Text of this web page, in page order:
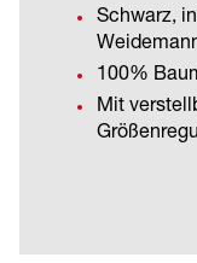
Schwarz,
100%
Mit